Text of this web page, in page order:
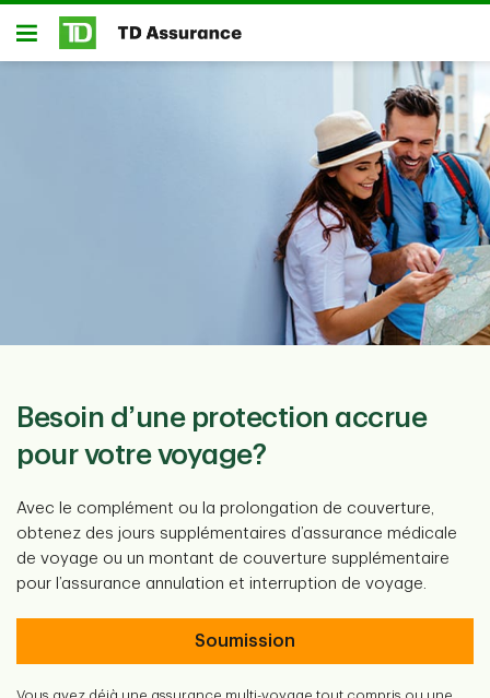
Passer au contenu principal
Ouvert
Besoin d’une protection accrue
pour votre voyage?
Avec le complément ou la prolongation de couverture,
obtenez des jours supplémentaires d’assurance médicale
de voyage ou un montant de couverture supplémentaire
pour l’assurance annulation et interruption de voyage.
Soumission